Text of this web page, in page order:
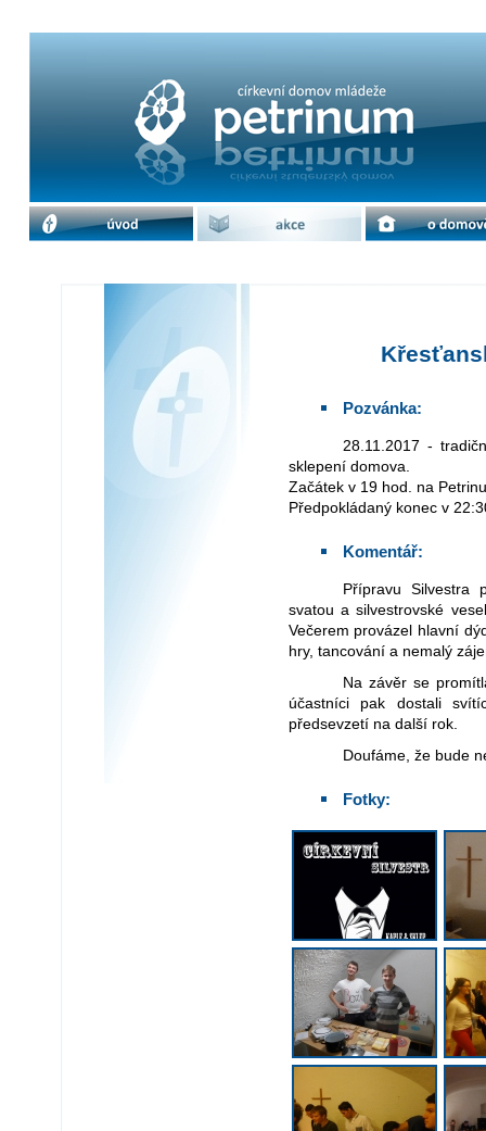
Křesťanský petrinský silvestr | cdm
Pozvánka:
28.11.2017 - tradiční rozloučení se starým církevním rokem ve
sklepení domova.
Začátek v 19 hod. na
Předpokládaný konec v
Komentář:
Přípravu Silvestra převzala studentská rada. Začínalo se mší
svatou a silvestrovské
Večerem provázel hlavní
hry, tancování a nemalý
Na závěr se promítla prezentace akcí uplynulého roku a všichni
účastníci pak dostali
předsevzetí na další rok.
Doufáme, že bude
Fotky:
úvod akce o domově